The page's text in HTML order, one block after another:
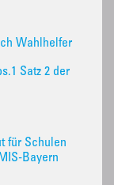
Wahlhelfer
Satz 2 der
für Schulen
Bayern